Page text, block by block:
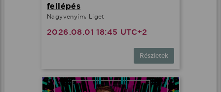
fellépés
Nagyvenyim, Liget
2026.08.01 18:45 UTC+2
Részletek